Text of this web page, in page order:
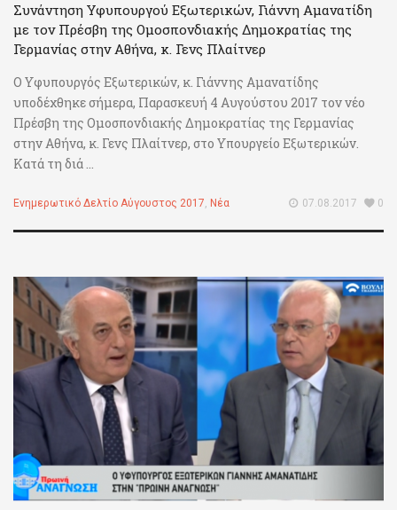
Συνάντηση Υφυπουργού Εξωτερικών, Γιάννη Αμανατίδη
με τον Πρέσβη της Ομοσπονδιακής Δημοκρατίας της
Γερμανίας στην Αθήνα, κ. Γενς Πλαίτνερ
Ο Υφυπουργός Εξωτερικών, κ. Γιάννης Αμανατίδης
υποδέχθηκε σήμερα, Παρασκευή 4 Αυγούστου 2017 τον νέο
Πρέσβη της Ομοσπονδιακής Δημοκρατίας της Γερμανίας
στην Αθήνα, κ. Γενς Πλαίτνερ, στο Υπουργείο Εξωτερικών.
Κατά τη διά ...
Ενημερωτικό Δελτίο Αύγουστος 2017, Νέα 07.08.2017 0